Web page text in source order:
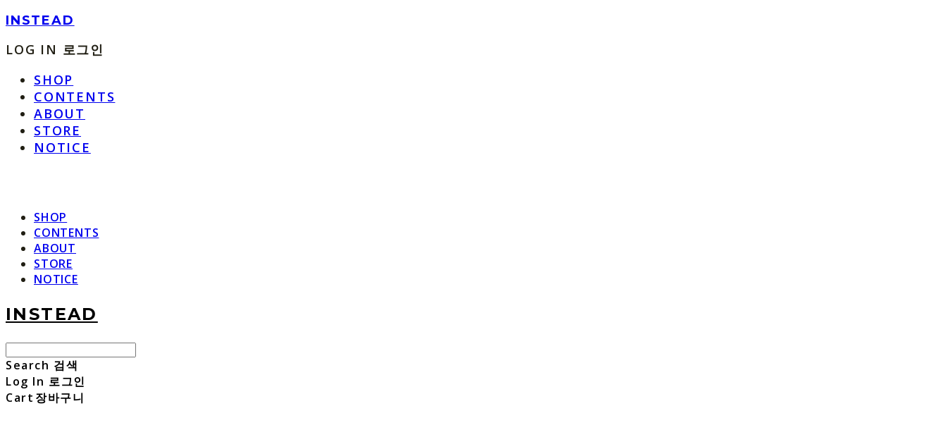
INSTEAD
LOG IN 로그인
SHOP
CONTENTS
ABOUT
STORE
NOTICE
SHOP
CONTENTS
ABOUT
STORE
NOTICE
INSTEAD
Search 검색
Log In 로그인
Cart 장바구니